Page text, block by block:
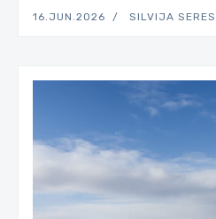
16.JUN.2026 SILVIJA SERES